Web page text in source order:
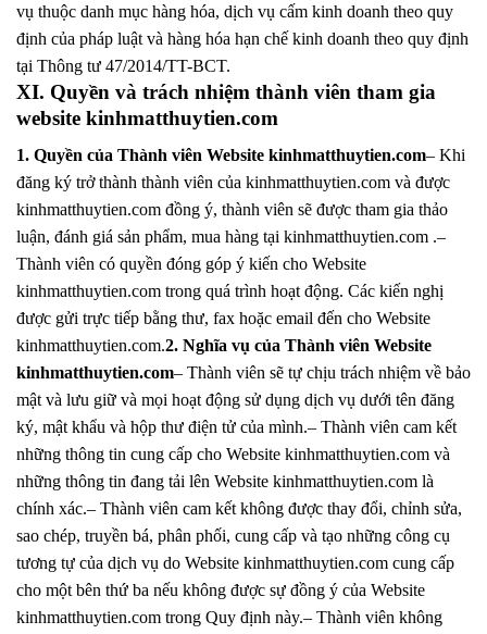
vụ thuộc danh mục hàng hóa, dịch vụ cấm kinh doanh theo quy
định của pháp luật và hàng hóa hạn chế kinh doanh theo quy định
tại Thông tư 47/2014/TT-BCT.
XI. Quyền và trách nhiệm thành viên tham gia
website kinhmatthuytien.com
1. Quyền của Thành viên Website kinhmatthuytien.com– Khi
đăng ký trở thành thành viên của kinhmatthuytien.com và được
kinhmatthuytien.com đồng ý, thành viên sẽ được tham gia thảo
luận, đánh giá sản phẩm, mua hàng tại kinhmatthuytien.com .–
Thành viên có quyền đóng góp ý kiến cho Website
kinhmatthuytien.com trong quá trình hoạt động. Các kiến nghị
được gửi trực tiếp bằng thư, fax hoặc email đến cho Website
kinhmatthuytien.com.2. Nghĩa vụ của Thành viên Website
kinhmatthuytien.com– Thành viên sẽ tự chịu trách nhiệm về bảo
mật và lưu giữ và mọi hoạt động sử dụng dịch vụ dưới tên đăng
ký, mật khẩu và hộp thư điện tử của mình.– Thành viên cam kết
những thông tin cung cấp cho Website kinhmatthuytien.com và
những thông tin đang tải lên Website kinhmatthuytien.com là
chính xác.– Thành viên cam kết không được thay đổi, chỉnh sửa,
sao chép, truyền bá, phân phối, cung cấp và tạo những công cụ
tương tự của dịch vụ do Website kinhmatthuytien.com cung cấp
cho một bên thứ ba nếu không được sự đồng ý của Website
kinhmatthuytien.com trong Quy định này.– Thành viên không